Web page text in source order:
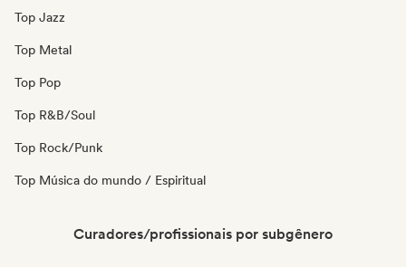
Top Jazz
Top Metal
Top Pop
Top R&B/Soul
Top Rock/Punk
Top Música do mundo / Espiritual
Curadores/profissionais por subgênero